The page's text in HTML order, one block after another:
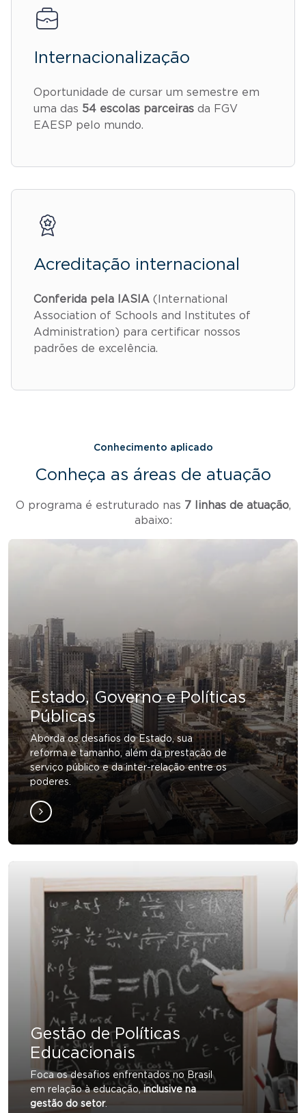
Internacionalização
Oportunidade de cursar um semestre em
uma das 54 escolas parceiras da FGV
EAESP pelo mundo.
Acreditação internacional
Conferida pela IASIA (International
Association of Schools and Institutes of
Administration) para certificar nossos
padrões de excelência.
Conhecimento aplicado
Conheça as áreas de atuação
O programa é estruturado nas 7 linhas de atuação,
abaixo:
Estado, Governo e Políticas
Públicas
Aborda os desafios do Estado, sua
reforma e tamanho, além da prestação de
serviço público e da inter-relação entre os
poderes.
Gestão de Políticas
Educacionais
Foca os desafios enfrentados no Brasil
em relação à educação,inclusive na
gestão do setor.